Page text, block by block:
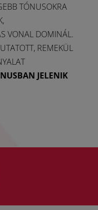
TÓNUSOKRA
VONAL DOMINÁL.
REMEKÜL
JELENIK